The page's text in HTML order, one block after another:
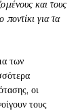
και τους
για τα
των
οι
τους